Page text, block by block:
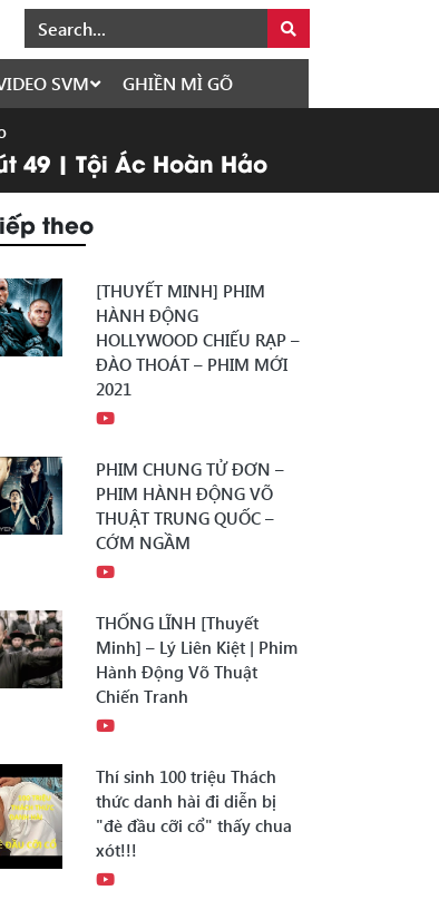
SVM GHIỀN MÌ GÕ
49 | Tội Ác Hoàn Hảo
theo
[THUYẾT MINH] PHIM
HÀNH ĐỘNG
HOLLYWOOD CHIẾU RẠP –
ĐÀO THOÁT – PHIM MỚI
2021
PHIM CHUNG TỬ ĐƠN –
PHIM HÀNH ĐỘNG VÕ
THUẬT TRUNG QUỐC –
CỚM NGẦM
THỐNG LĨNH [Thuyết
Minh] – Lý Liên Kiệt | Phim
Hành Động Võ Thuật
Chiến Tranh
Thí sinh 100 triệu Thách
thức danh hài đi diễn bị
"đè đầu cỡi cổ" thấy chua
xót!!!